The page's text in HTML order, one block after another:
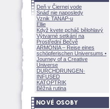
Deň v Čiernej vode
Snáď nie naposledy
Vznik TANAP-u
Ellie
Když kvete pcháč bělohlavý
Výtvarné setkání na
Prostřední Bečvě
ARMONÍA – Reise eines
schöpferischen Universums •
Journey of a Creative
Universe
DURCHDRUNGEN·
INFUSED
KATOPTRIK
Běžná rutina